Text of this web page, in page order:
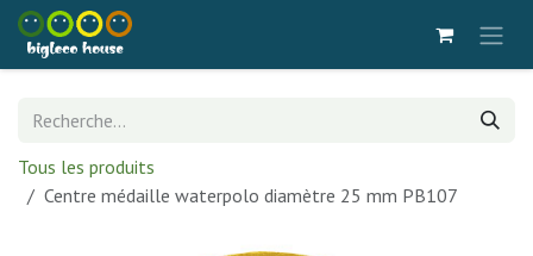
Se rendre au contenu
Tous les produits
Centre médaille waterpolo diamètre 25 mm PB107